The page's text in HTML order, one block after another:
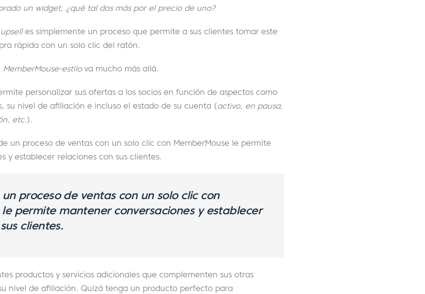
un widget, ¿qué tal dos más por el precio de uno?
es simplemente un proceso que permite a sus clientes tomar este
rápida con un solo clic del ratón.
MemberMouse-estilova mucho más allá.
personalizar sus ofertas a los socios en función de aspectos como
su nivel de afiliación e incluso el estado de su cuenta (activo, en pausa,
etc.).
un proceso de ventas con un solo clic con MemberMouse le permite
y establecer relaciones con sus clientes.
proceso de ventas con un solo clic con
le permite mantener conversaciones y establecer
clientes.
productos y servicios adicionales que complementen sus otras
nivel de afiliación. Quizá tenga un producto perfecto para